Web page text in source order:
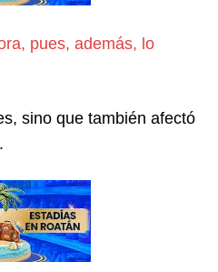
pues, además, lo
sino que también afectó